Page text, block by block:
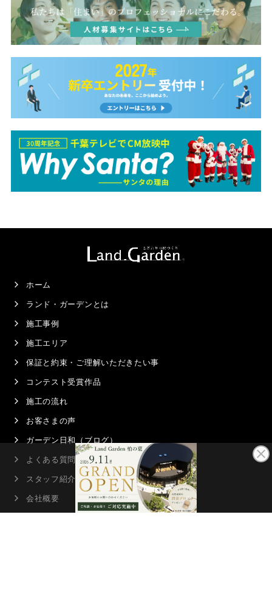
ホーム
ランド・ガーデンとは
施工事例
施工エリア
保証と約束・ご理解いただきたい事
コンテスト受賞作品
施工の流れ
お客さまの声
ガーデン日和（ブログ）
よくある質問
スタッフ紹介
会社概要